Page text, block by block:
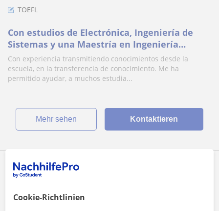
TOEFL
Con estudios de Electrónica, Ingeniería de
Sistemas y una Maestría en Ingeniería
Industrial. Con conocimientos diversos
Con experiencia transmitiendo conocimientos desde la
escuela, en la transferencia de conocimiento. Me ha
permitido ayudar, a muchos estudia...
Mehr sehen Kontaktieren
Hector
Cookie-Richtlinien